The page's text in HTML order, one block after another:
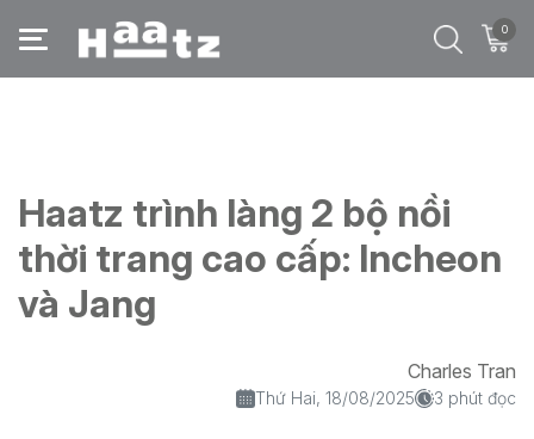
0
Haatz trình làng 2 bộ nồi
thời trang cao cấp: Incheon
và Jang
Charles Tran
Thứ Hai, 18/08/2025 3 phút đọc